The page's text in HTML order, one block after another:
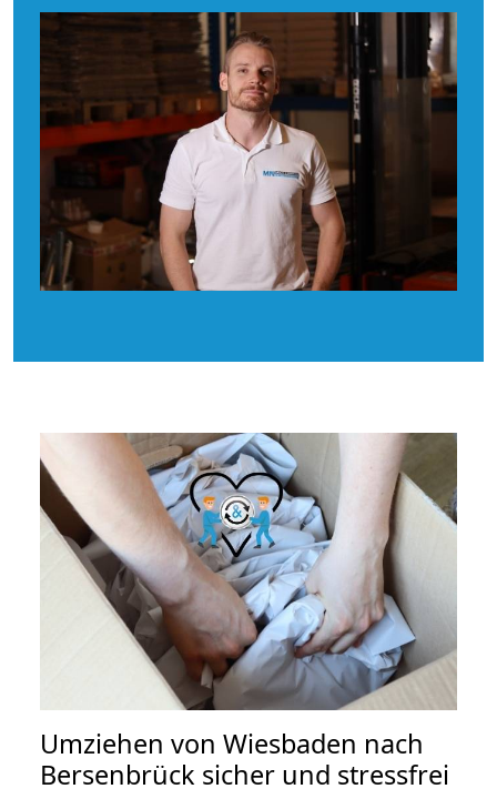
Umziehen von Wiesbaden nach
Bersenbrück sicher und stressfrei